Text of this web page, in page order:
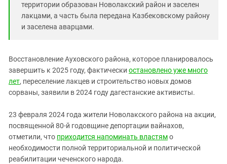
территории образован Новолакский район и заселен
лакцами, а часть была передана Казбековскому району
и заселена аварцами.
Восстановление Ауховского района, которое планировалось
завершить к 2025 году, фактически остановлено уже много
лет, переселение лакцев и строительство новых домов
сорваны, заявили в 2024 году дагестанские активисты.
23 февраля 2024 года жители Новолакского района на акции,
посвященной 80-й годовщине депортации вайнахов,
отметили, что приходится напоминать властямо
необходимости полной территориальной и политической
реабилитации чеченского народа.